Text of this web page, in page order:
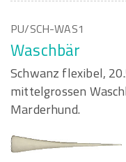
PU/SCH-WAS1
Waschbär
Schwanz flexibel,
mittelgrossen
Marderhund.